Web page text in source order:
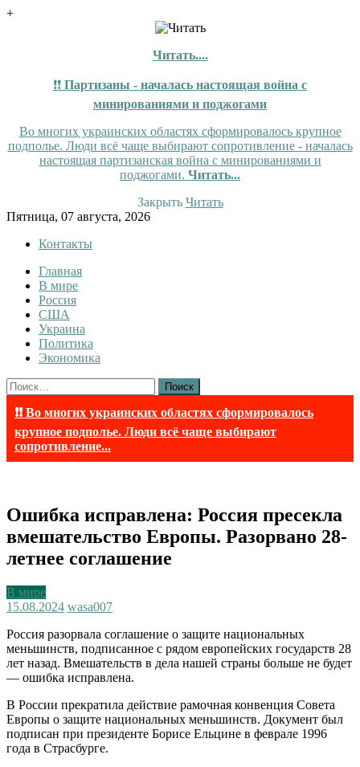
+
Читать....
❗❗ Партизаны - началась настоящая война с
минированиями и поджогами
Во многих украинских областях сформировалось крупное
подполье. Люди всё чаще выбирают сопротивление - началась
настоящая партизанская война с минированиями и
поджогами. Читать...
Закрыть Читать
Skip
content
Пятница, 07 августа, 2026
Контакты
InfoRuss
InfoRuss — Новости
Главная
В мире
Россия
США
Украина
Политика
Экономика
Найти:
❗❗ Во многих украинских областях сформировалось
крупное подполье. Люди всё чаще выбирают
сопротивление...
Ошибка исправлена: Россия пресекла
вмешательство Европы. Разорвано 28-
летнее соглашение
В мире
15.08.2024 wasa007
Россия разорвала соглашение о защите национальных
меньшинств, подписанное с рядом европейских государств 28
лет назад. Вмешательств в дела нашей страны больше не будет
— ошибка исправлена.
В России прекратила действие рамочная конвенция Совета
Европы о защите национальных меньшинств. Документ был
подписан при президенте Борисе Ельцине в феврале 1996
года в Страсбурге.